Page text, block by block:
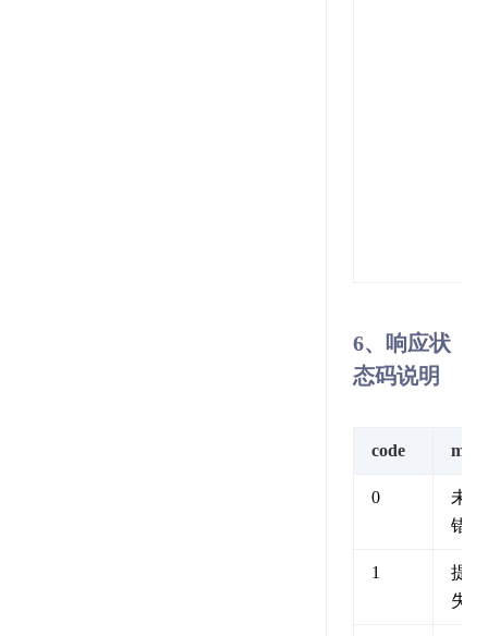
6、响应状
态码说明
code msg
0
未知
错误
1
提交
失败